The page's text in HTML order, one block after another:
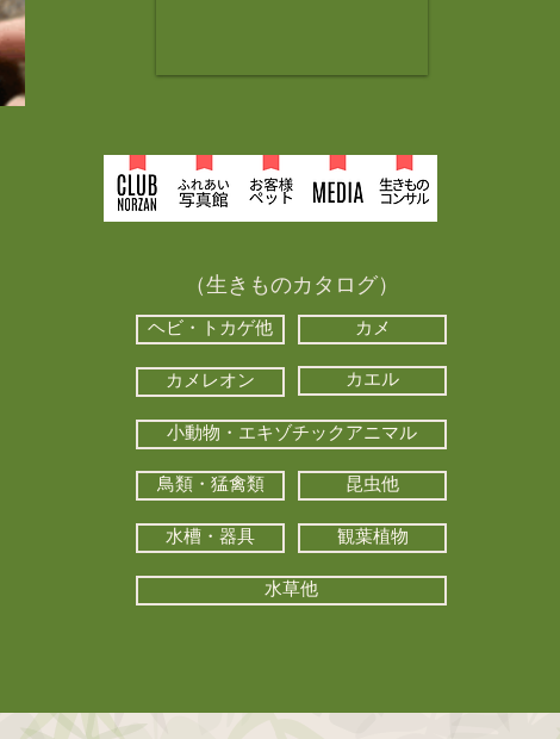
（生きものカタログ）
ヘビ・トカゲ他 カメ
カメレオン カエル
小動物・エキゾチックアニマル
鳥類・猛禽類 昆虫他
水槽・器具 観葉植物
水草他